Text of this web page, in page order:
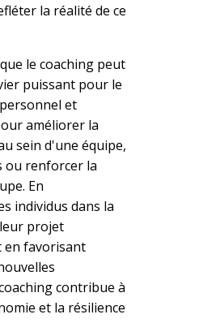
la réalité de ce
le coaching peut
puissant pour le
et
améliorer la
sein d'une équipe,
ou renforcer la
En
individus dans la
projet
en favorisant
contribue à
et la résilience